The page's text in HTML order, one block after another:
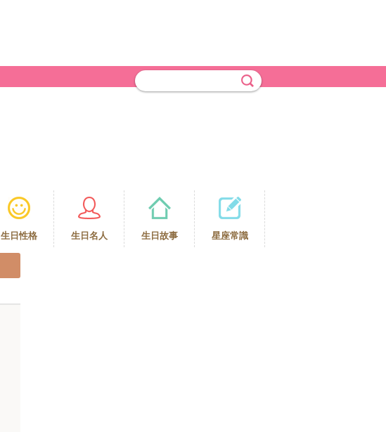
生日性格 生日名人 生日故事 星座常識